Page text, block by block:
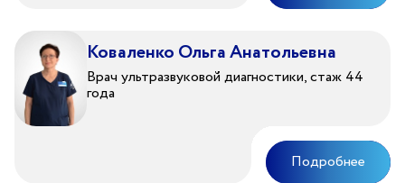
Коваленко Ольга Анатольевна
Врач ультразвуковой диагностики, стаж 44
года
Подробнее